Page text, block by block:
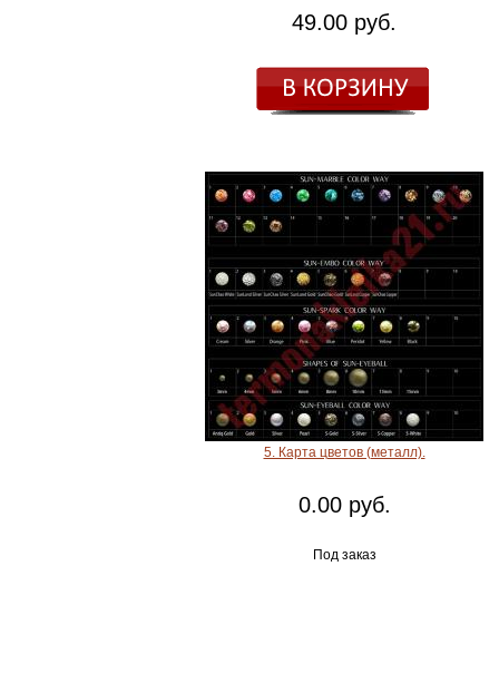
49.00 руб.
5. Карта цветов (металл).
0.00 руб.
Под заказ